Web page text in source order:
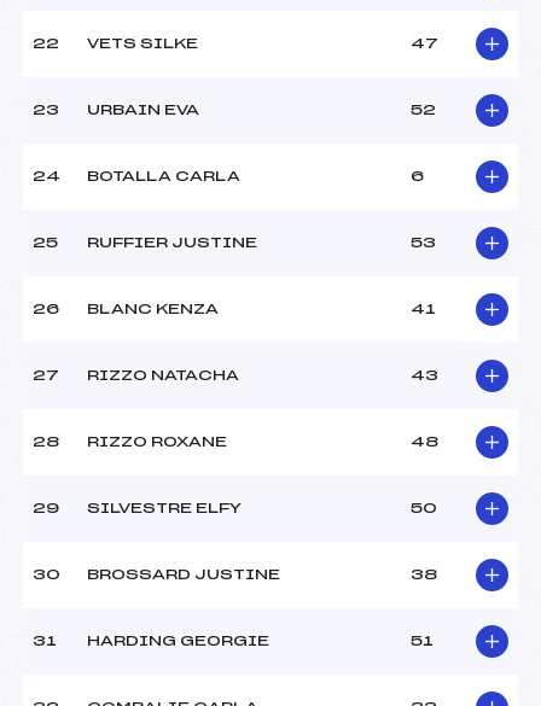
22 VETS SILKE 47
23 URBAIN EVA 52
24 BOTALLA CARLA 6
25 RUFFIER JUSTINE 53
26 BLANC KENZA 41
27 RIZZO NATACHA 43
28 RIZZO ROXANE 48
29 SILVESTRE ELFY 50
30 BROSSARD JUSTINE 38
31 HARDING GEORGIE 51